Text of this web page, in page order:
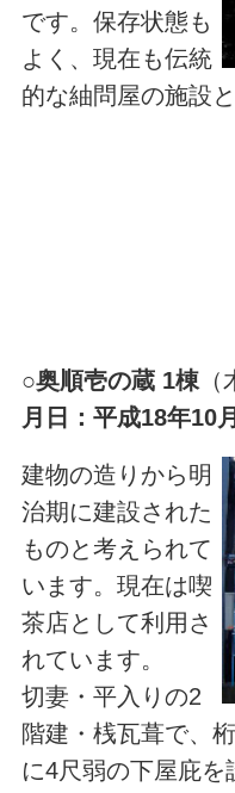
です。保存状態も
よく、現在も伝統
的な紬問屋の施設
○奥順壱の蔵 1棟（
月日：平成18年10
建物の造りから明
治期に建設された
ものと考えられて
います。現在は喫
茶店として利用さ
れています。
切妻・平入りの2
階建・桟瓦葺で、
に4尺弱の下屋庇